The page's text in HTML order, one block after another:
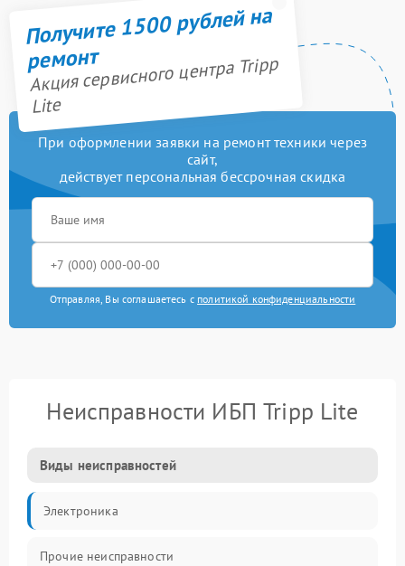
Получите 1500 рублей на
ремонт
Акция сервисного центра Tripp
Lite
При оформлении заявки на ремонт техники через
сайт,
действует персональная бессрочная скидка
Отправляя, Вы соглашаетесь с политикой конфиденциальности
Неисправности ИБП Tripp Lite
Виды неисправностей
Электроника
Прочие неисправности